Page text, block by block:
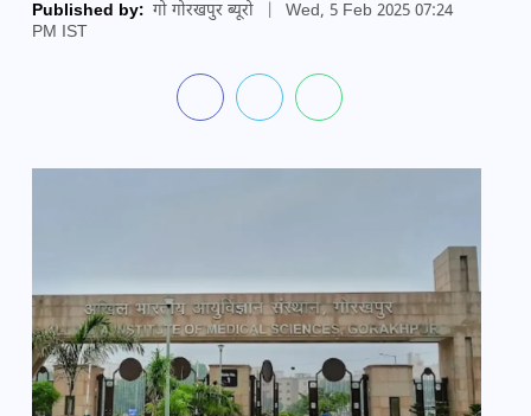
Published by: गो गोरखपुर ब्यूरो
Wed, 5 Feb 2025 07:24
PM IST